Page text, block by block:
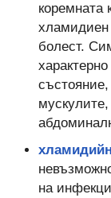
коремната
хламидиен
болест.
на